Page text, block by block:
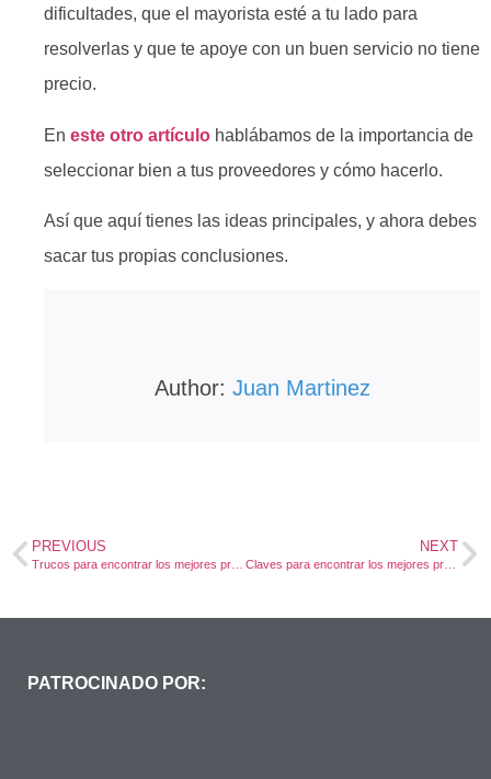
dificultades, que el mayorista esté a tu lado para
resolverlas y que te apoye con un buen servicio no tiene
precio.
En este otro artículo hablábamos de la importancia de
seleccionar bien a tus proveedores y cómo hacerlo.
Así que aquí tienes las ideas principales, y ahora debes
sacar tus propias conclusiones.
Author: Juan Martinez
PREVIOUS
Trucos para encontrar los mejores proveedores y distribuidores para tu negocio minorista
NEXT
Claves para encontrar los mejores proveedores para tu negocio
PATROCINADO POR: